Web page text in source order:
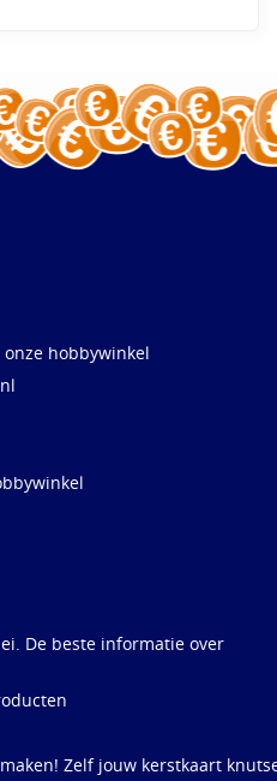
hobbywinkel
De beste informatie over
Zelf jouw kerstkaart